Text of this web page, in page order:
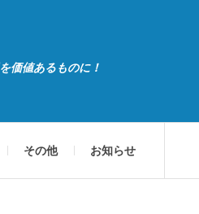
価値あるものに！
その他 お知らせ